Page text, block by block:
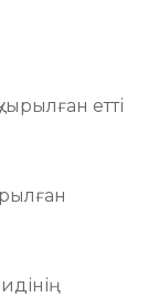
етті